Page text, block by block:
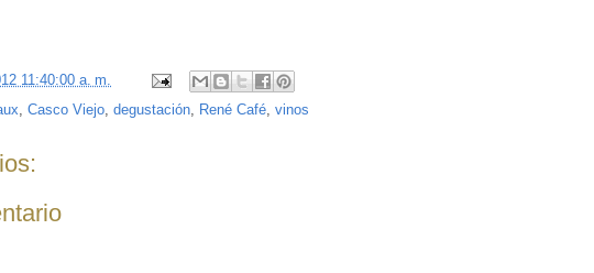
11:40:00 a. m.
Casco Viejo degustación René Café vinos